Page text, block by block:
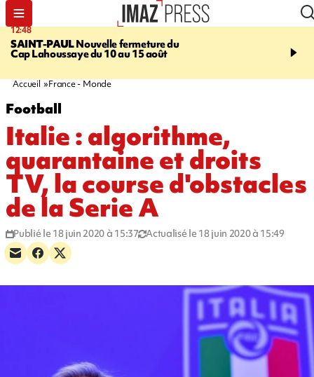
12:48
SAINT-PAULNouvelle fermeture du
Cap Lahoussaye du 10 au 15 août
14:23
massif de migrants, la
Accueil France - Monde
Football
Italie : algorithme,
quarantaine et droits
TV, la course d'obstacles
de la Serie A
Publié le 18 juin 2020 à 15:37 Actualisé le 18 juin 2020 à 15:49